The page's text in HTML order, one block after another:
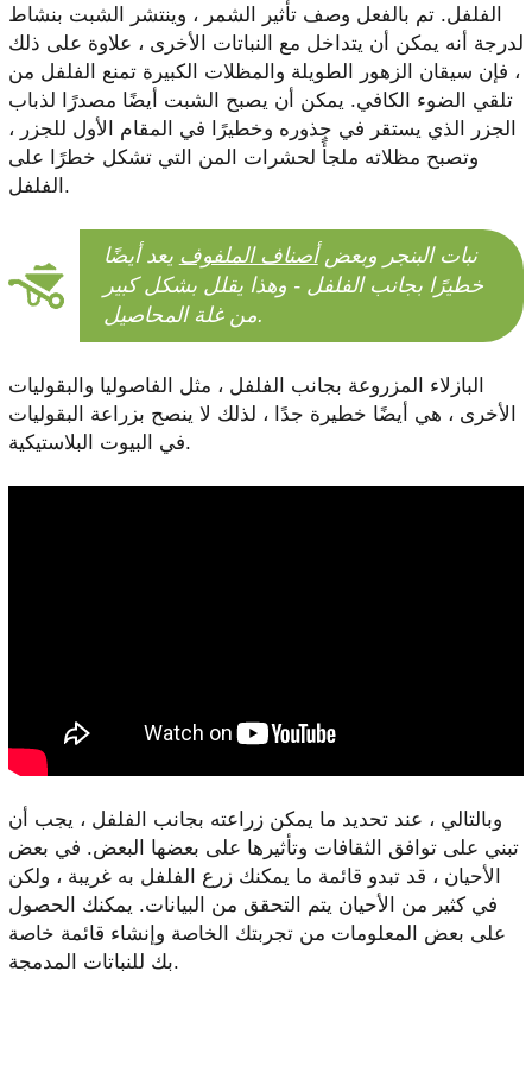
الفلفل. تم بالفعل وصف تأثير الشمر ، وينتشر الشبت بنشاط
لدرجة أنه يمكن أن يتداخل مع النباتات الأخرى ، علاوة على ذلك
، فإن سيقان الزهور الطويلة والمظلات الكبيرة تمنع الفلفل من
تلقي الضوء الكافي. يمكن أن يصبح الشبت أيضًا مصدرًا لذباب
الجزر الذي يستقر في جذوره وخطيرًا في المقام الأول للجزر ،
وتصبح مظلاته ملجأً لحشرات المن التي تشكل خطرًا على
الفلفل.
نبات البنجر وبعضأصناف الملفوف يعد أيضًا
خطيرًا بجانب الفلفل - وهذا يقلل بشكل كبير
من غلة المحاصيل.
البازلاء المزروعة بجانب الفلفل ، مثل الفاصوليا والبقوليات
الأخرى ، هي أيضًا خطيرة جدًا ، لذلك لا ينصح بزراعة البقوليات
في البيوت البلاستيكية.
وبالتالي ، عند تحديد ما يمكن زراعته بجانب الفلفل ، يجب أن
تبني على توافق الثقافات وتأثيرها على بعضها البعض. في بعض
الأحيان ، قد تبدو قائمة ما يمكنك زرع الفلفل به غريبة ، ولكن
في كثير من الأحيان يتم التحقق من البيانات. يمكنك الحصول
على بعض المعلومات من تجربتك الخاصة وإنشاء قائمة خاصة
بك للنباتات المدمجة.